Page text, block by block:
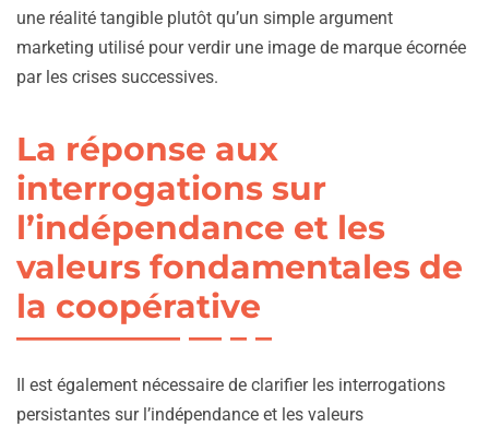
une réalité tangible plutôt qu’un simple argument
marketing utilisé pour verdir une image de marque écornée
par les crises successives.
La réponse aux
interrogations sur
l’indépendance et les
valeurs fondamentales de
la coopérative
Il est également nécessaire de clarifier les interrogations
persistantes sur l’indépendance et les valeurs